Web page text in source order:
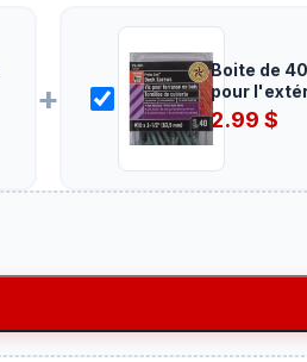
+
Boite de
pour
2.99 $